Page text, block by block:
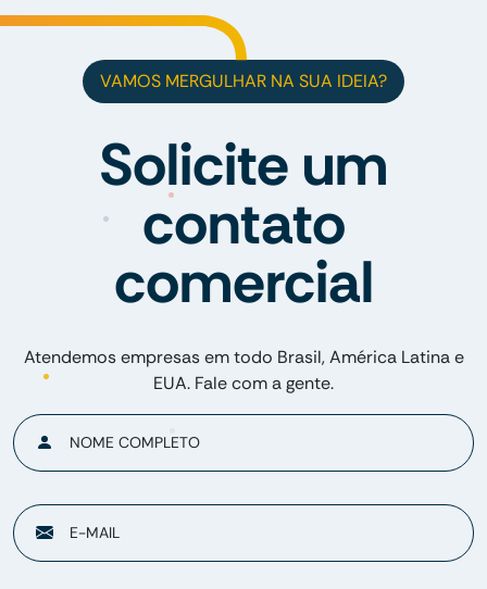
VAMOS MERGULHAR NA SUA IDEIA?
Solicite um
contato
comercial
Atendemos empresas em todo Brasil, América Latina e
EUA. Fale com a gente.
NOME COMPLETO
E-MAIL